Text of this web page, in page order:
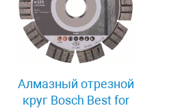
Алмазный отрезной
круг Bosch Best for